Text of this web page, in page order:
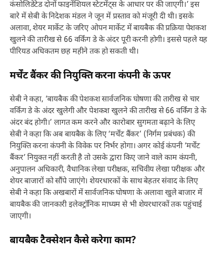
कंसोलिडेटेड दोनों फाइनेंशियल स्टेटमेंट्स के आधार पर की जाएगी।’ इस
बारे में सेबी के निदेशक मंडल ने जून में प्रस्ताव को मंजूरी दी थी। इसके
अलावा, शेयर मार्केट के जरिए ओपन मार्केट में बायबैक की प्रक्रिया पेशकश
खुलने की तारीख से 66 वर्किंग डे के अंदर पूरी करनी होगी। इससे पहले यह
पीरियड अधिकतम छह महीने तक हो सकती थी।
मर्चेंट बैंकर की नियुक्ति करना कंपनी के ऊपर
सेबी ने कहा, ‘बायबैक की पेशकश सार्वजनिक घोषणा की तारीख से चार
वर्किंग डे के अंदर खुलेगी और पेशकश खुलने की तारीख से 66 वर्किंग डे के
अंदर बंद होगी।’ लागत कम करने और कारोबार सुगमता बढ़ाने के लिए
सेबी ने कहा कि अब बायबैक के लिए ‘मर्चेंट बैंकर’ (निर्गम प्रबंधक) की
नियुक्ति करना कंपनी के विवेक पर निर्भर होगा। अगर कोई कंपनी ‘मर्चेंट
बैंकर’ नियुक्त नहीं करती है तो उसके द्वारा किए जाने वाले काम कंपनी,
अनुपालन अधिकारी, वैधानिक लेखा परीक्षक, सचिवीय लेखा परीक्षक और
शेयर बाजारों को सौंपे जाएंगे। शेयरधारकों के साथ बेहतर संवाद के लिए
सेबी ने कहा कि अखबारों में सार्वजनिक घोषणा के अलावा खुले बाजार में
बायबैक की जानकारी इलेक्ट्रॉनिक माध्यम से भी शेयरधारकों तक पहुंचाई
जाएगी।
बायबैक टैक्सेशन कैसे करेगा काम?